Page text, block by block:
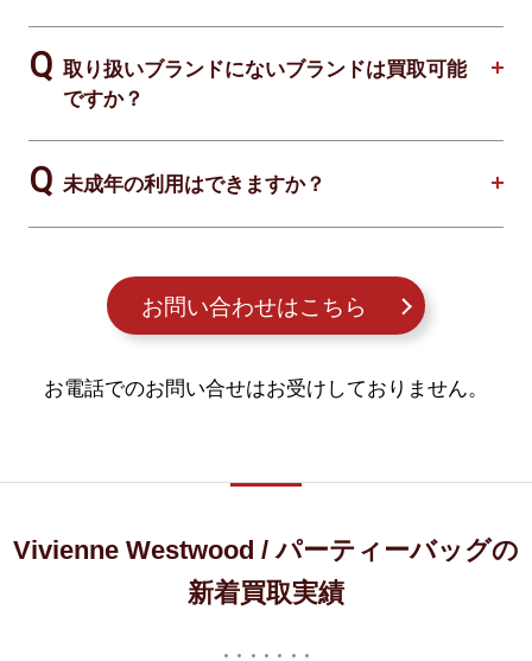
取り扱いブランドにないブランドは買取可能
ですか？
未成年の利用はできますか？
お問い合わせはこちら
お電話でのお問い合せはお受けしておりません。
Vivienne Westwood / パーティーバッグの
新着買取実績